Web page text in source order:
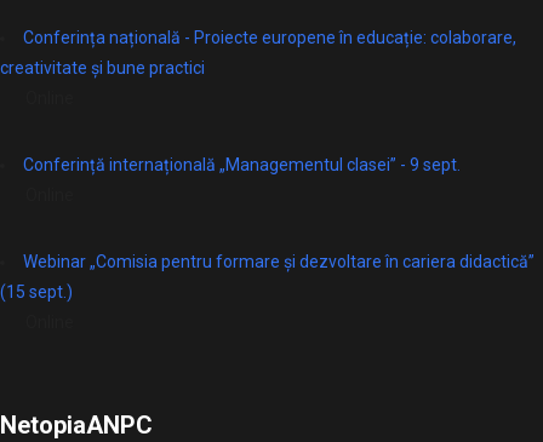
Conferința națională - Proiecte europene în educație: colaborare,
creativitate și bune practici
Conferință internațională „Managementul clasei” - 9 sept.
Webinar „Comisia pentru formare și dezvoltare în cariera didactică”
(15 sept.)
NetopiaANPC